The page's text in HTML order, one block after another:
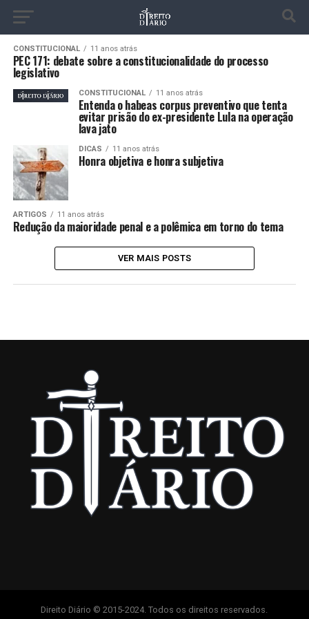
CONSTITUCIONAL 11 anos atrás
PEC 171: debate sobre a constitucionalidade do processo
legislativo
CONSTITUCIONAL 11 anos atrás
Entenda o habeas corpus preventivo que tenta
evitar prisão do ex-presidente Lula na operação
lava jato
DICAS 11 anos atrás
Honra objetiva e honra subjetiva
ARTIGOS 11 anos atrás
Redução da maioridade penal e a polêmica em torno do tema
VER MAIS POSTS
Direito Diário © 2015-2024. Todos os direitos reservados.